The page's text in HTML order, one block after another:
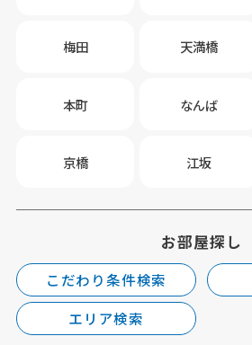
梅田 天満橋
本町 なんば
京橋 江坂
お部屋探し
こだわり条件検索
エリア検索